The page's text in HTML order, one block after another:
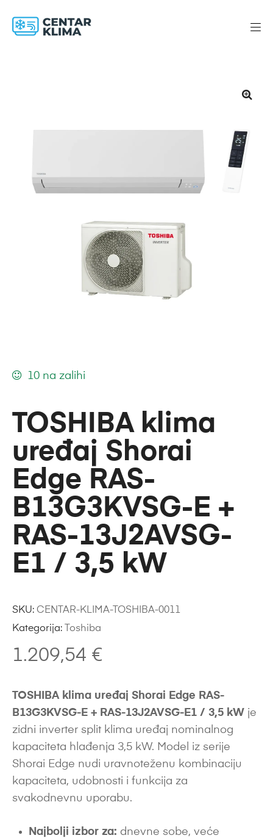
TOSHIBA klima
uređaj Shorai
Edge RAS-
B13G3KVSG-E +
RAS-13J2AVSG-
E1 / 3,5 kW
1.209,54 €
TOSHIBA klima uređaj Shorai Edge RAS-
B13G3KVSG-E + RAS-13J2AVSG-E1 / 3,5 kW je
zidni inverter split klima uređaj nominalnog
kapaciteta hlađenja 3,5 kW. Model iz serije
Shorai Edge nudi uravnoteženu kombinaciju
kapaciteta, udobnosti i funkcija za
svakodnevnu uporabu.
Najbolji izbor za: dnevne sobe, veće
10 na zalihi
SKU: CENTAR-KLIMA-TOSHIBA-0011
Kategorija:
Toshiba